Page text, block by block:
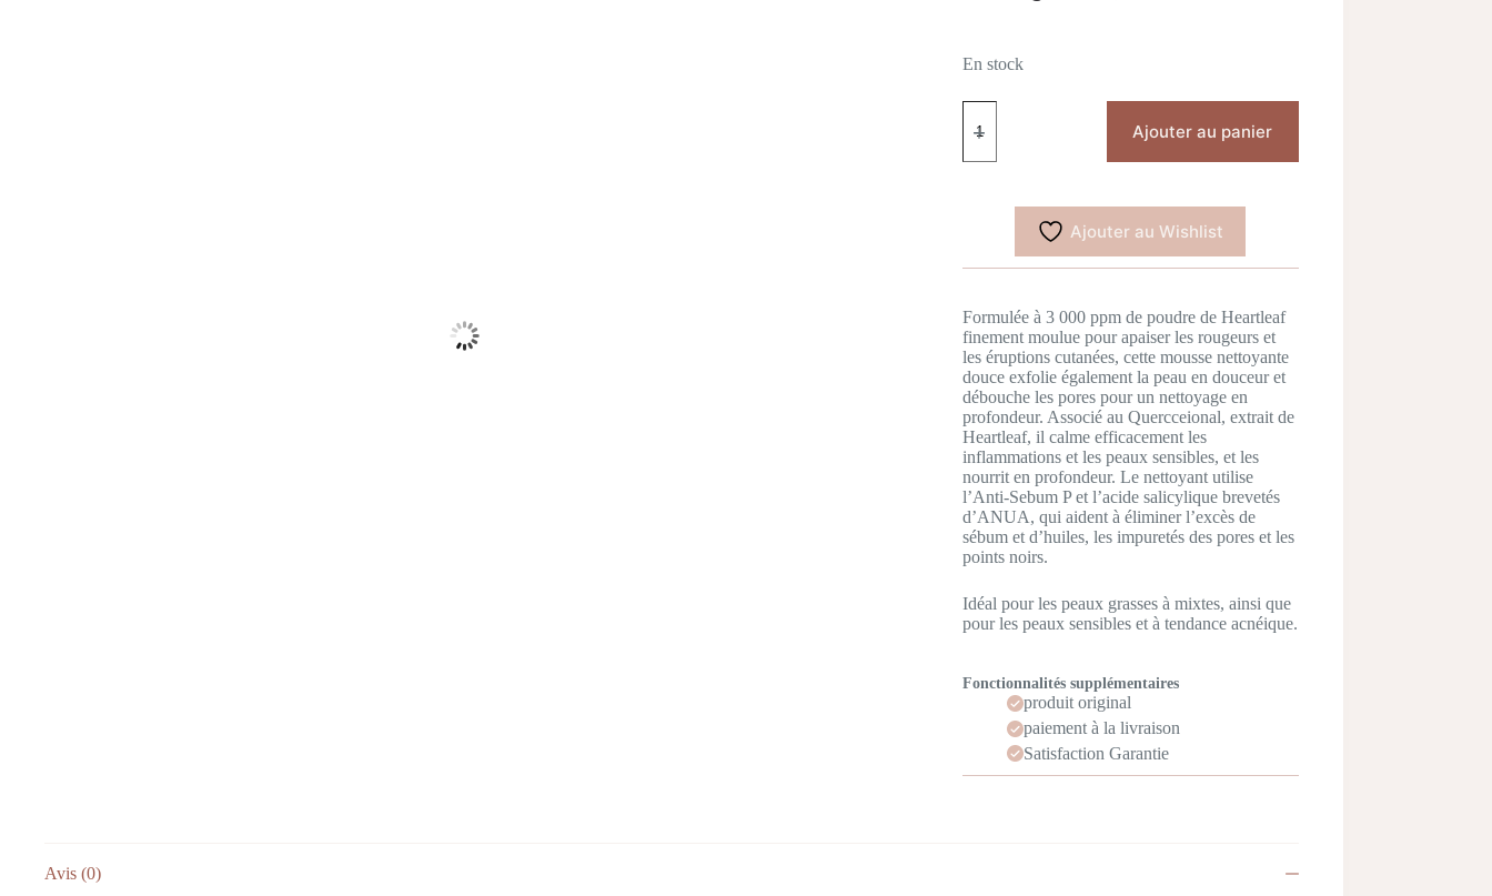
En stock
de
Heartleaf
Ajouter au panier
Ajouter au Wishlist
Formulée à 3 000 ppm de poudre de Heartleaf
finement moulue pour apaiser les rougeurs et
les éruptions cutanées, cette mousse nettoyante
douce exfolie également la peau en douceur et
débouche les pores pour un nettoyage en
profondeur. Associé au Quercceional, extrait de
Heartleaf, il calme efficacement les
inflammations et les peaux sensibles, et les
nourrit en profondeur. Le nettoyant utilise
l’Anti-Sebum P et l’acide salicylique brevetés
d’ANUA, qui aident à éliminer l’excès de
sébum et d’huiles, les impuretés des pores et les
points noirs.
Idéal pour les peaux grasses à mixtes, ainsi que
pour les peaux sensibles et à tendance acnéique.
Fonctionnalités supplémentaires
produit original
paiement à la livraison
Satisfaction Garantie
Avis (0)